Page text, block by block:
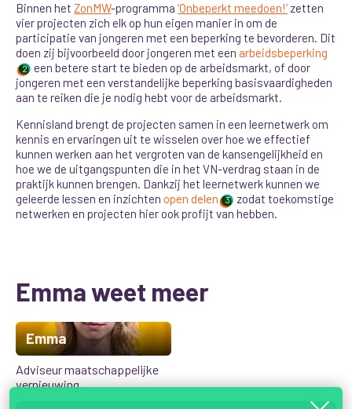
Binnen hetZonMW-programma‘Onbeperkt meedoen!’ zetten
vier projecten zich elk op hun eigen manier in om de
participatie van jongeren met een beperking te bevorderen. Dit
doen zij bijvoorbeeld door jongeren met een arbeidsbeperking
2 een betere start te bieden op de arbeidsmarkt, of door
jongeren met een verstandelijke beperking basisvaardigheden
aan te reiken die je nodig hebt voor de arbeidsmarkt.
Kennisland brengt de projecten samen in een leernetwerk om
kennis en ervaringen uit te wisselen over hoe we effectief
kunnen werken aan het vergroten van de kansengelijkheid en
hoe we de uitgangspunten die in het VN-verdrag staan in de
praktijk kunnen brengen. Dankzij het leernetwerk kunnen we
geleerde lessen en inzichten open delen 3
zodat toekomstige
netwerken en projecten hier ook profijt van hebben.
Emma weet meer
Emma
Adviseur maatschappelijke
vernieuwing